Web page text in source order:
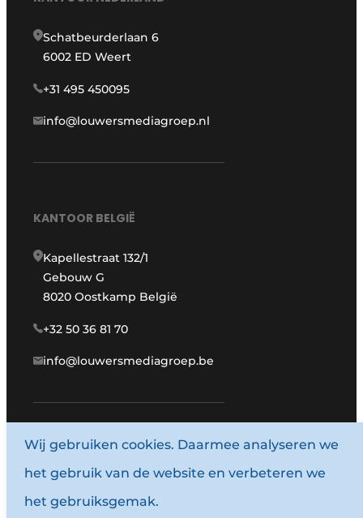
Schatbeurderlaan 6
6002 ED Weert
+31 495 450095
info@louwersmediagroep.nl
KANTOOR BELGIË
Kapellestraat 132/1
Gebouw G
8020 Oostkamp België
+32 50 36 81 70
info@louwersmediagroep.be
www.louwersmediagroep.com
© 1987 - 2026 Louwersmediagroep.
Algemene voorwaarden
Wij gebruiken cookies. Daarmee analyseren we
het gebruik van de website en verbeteren we
het gebruiksgemak.